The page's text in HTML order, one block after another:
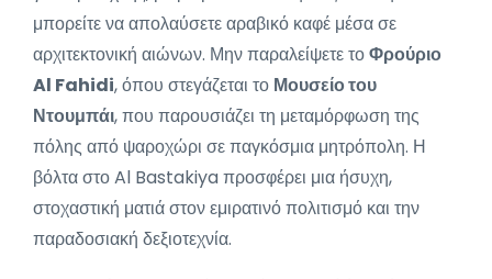
μπορείτε να απολαύσετε αραβικό καφέ μέσα σε
αρχιτεκτονική αιώνων. Μην παραλείψετε τοΦρούριο
Al Fahidi, όπου στεγάζεται το Μουσείο του
Ντουμπάι, που παρουσιάζει τη μεταμόρφωση της
πόλης από ψαροχώρι σε παγκόσμια μητρόπολη. Η
βόλτα στο Al Bastakiya προσφέρει μια ήσυχη,
στοχαστική ματιά στον εμιρατινό πολιτισμό και την
παραδοσιακή δεξιοτεχνία.